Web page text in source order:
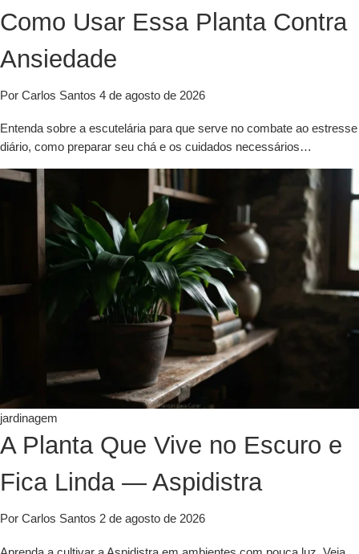
Como Usar Essa Planta Contra
Ansiedade
Por Carlos Santos 4 de agosto de 2026
Entenda sobre a escutelária para que serve no combate ao estresse
diário, como preparar seu chá e os cuidados necessários…
jardinagem
A Planta Que Vive no Escuro e
Fica Linda — Aspidistra
Por Carlos Santos 2 de agosto de 2026